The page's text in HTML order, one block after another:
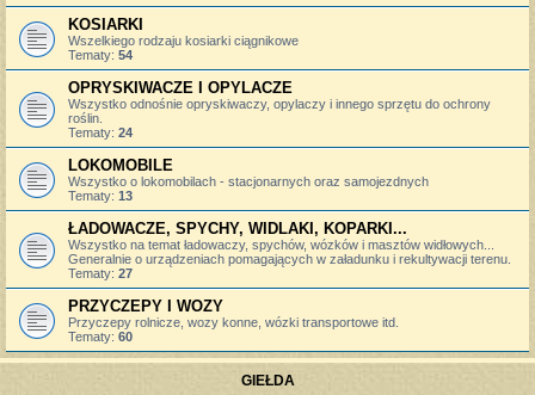
KOSIARKI
Wszelkiego rodzaju kosiarki ciągnikowe
Tematy: 54
OPRYSKIWACZE I OPYLACZE
Wszystko odnośnie opryskiwaczy, opylaczy i innego sprzętu do ochrony
roślin.
Tematy: 24
LOKOMOBILE
Wszystko o lokomobilach - stacjonarnych oraz samojezdnych
Tematy: 13
ŁADOWACZE, SPYCHY, WIDLAKI, KOPARKI...
Wszystko na temat ładowaczy, spychów, wózków i masztów widłowych...
Generalnie o urządzeniach pomagających w załadunku i rekultywacji terenu.
Tematy: 27
PRZYCZEPY I WOZY
Przyczepy rolnicze, wozy konne, wózki transportowe itd.
Tematy: 60
GIEŁDA